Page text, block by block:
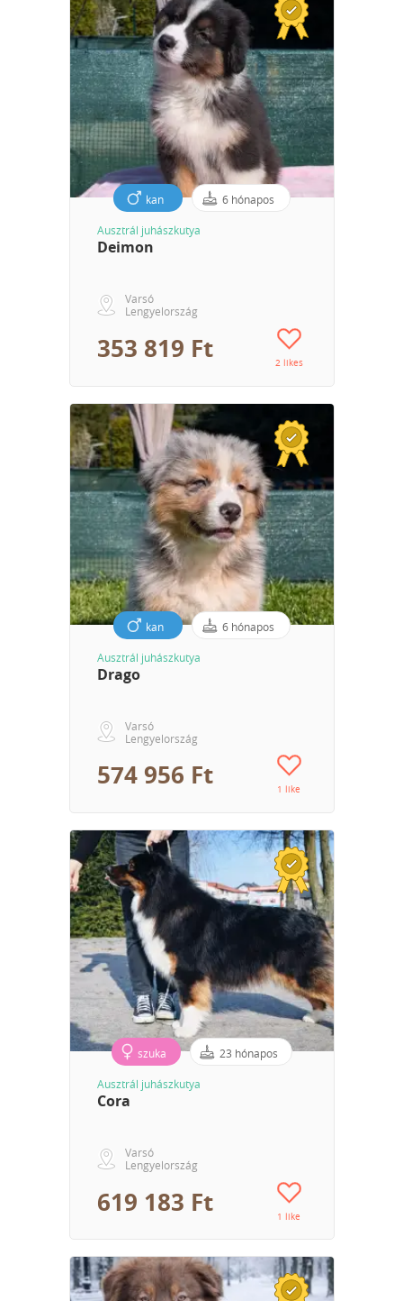
kan 6 hónapos
Ausztrál juhászkutya
Deimon
Varsó
Lengyelország
353 819 Ft 2 likes
kan 6 hónapos
Ausztrál juhászkutya
Drago
Varsó
Lengyelország
574 956 Ft 1 like
szuka 23 hónapos
Ausztrál juhászkutya
Cora
Varsó
Lengyelország
619 183 Ft 1 like